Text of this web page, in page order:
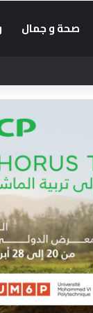
صحة و جمال